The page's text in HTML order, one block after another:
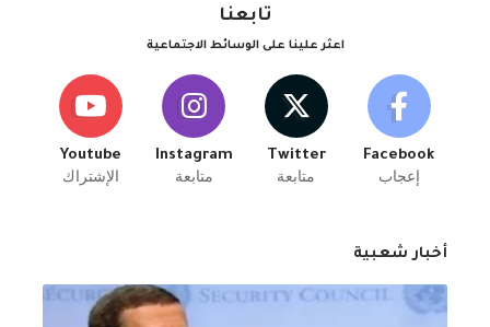
تابعنا
اعثر علينا على الوسائط الاجتماعية
Facebook
إعجاب
Twitter
متابعة
Instagram
متابعة
Youtube
الإشتراك
أخبار شعبية